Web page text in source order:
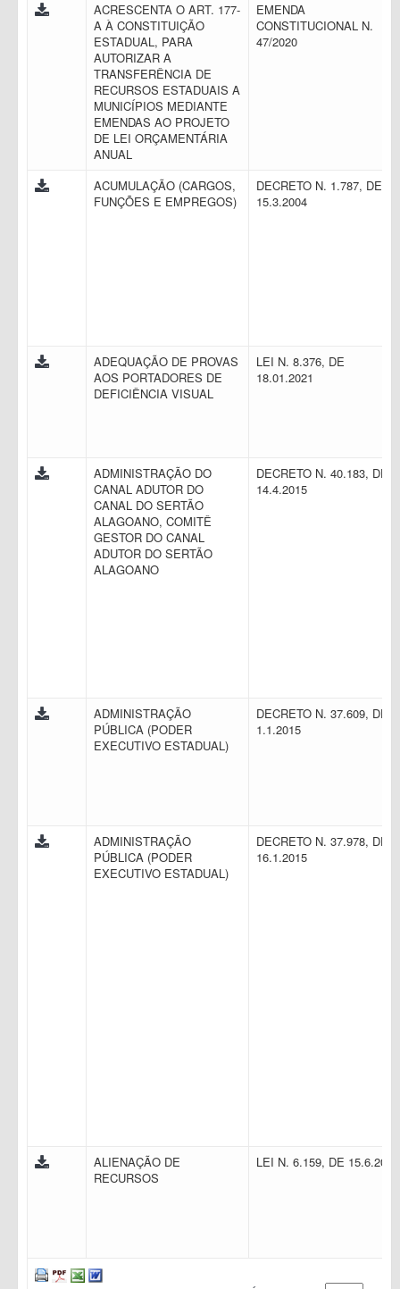
ACRESCENTA O ART. 177-
A À CONSTITUIÇÃO
ESTADUAL, PARA
AUTORIZAR A
TRANSFERÊNCIA DE
RECURSOS ESTADUAIS A
MUNICÍPIOS MEDIANTE
EMENDAS AO PROJETO
DE LEI ORÇAMENTÁRIA
ANUAL
EMENDA
CONSTITUCIONAL N.
47/2020
ACUMULAÇÃO (CARGOS,
FUNÇÕES E EMPREGOS)
DECRETO N. 1.787, DE
15.3.2004
ADEQUAÇÃO DE PROVAS
AOS PORTADORES DE
DEFICIÊNCIA VISUAL
LEI N. 8.376, DE
18.01.2021
ADMINISTRAÇÃO DO
CANAL ADUTOR DO
CANAL DO SERTÃO
ALAGOANO, COMITÊ
GESTOR DO CANAL
ADUTOR DO SERTÃO
ALAGOANO
DECRETO N. 40.183, DE
14.4.2015
ADMINISTRAÇÃO
PÚBLICA (PODER
EXECUTIVO ESTADUAL)
DECRETO N. 37.609, DE
1.1.2015
ADMINISTRAÇÃO
PÚBLICA (PODER
EXECUTIVO ESTADUAL)
DECRETO N. 37.978, DE
16.1.2015
ALIENAÇÃO DE
RECURSOS
LEI N. 6.159, DE